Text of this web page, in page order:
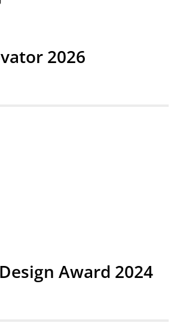
2026
Award 2024